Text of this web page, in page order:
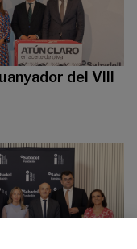
del VIII